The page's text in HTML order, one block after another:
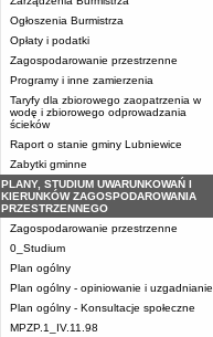
Ogłoszenia Burmistrza
Opłaty i podatki
Zagospodarowanie przestrzenne
Programy i inne zamierzenia
Taryfy dla zbiorowego zaopatrzenia w
wodę i zbiorowego odprowadzania
ścieków
Raport o stanie gminy Lubniewice
Zabytki gminne
PLANY, STUDIUM UWARUNKOWAŃ I
KIERUNKÓW ZAGOSPODAROWANIA
PRZESTRZENNEGO
Zagospodarowanie przestrzenne
0_Studium
Plan ogólny
Plan ogólny - opiniowanie i uzgadnianie
Plan ogólny - Konsultacje społeczne
MPZP.1_IV.11.98